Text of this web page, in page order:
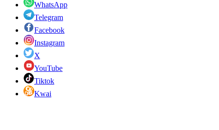
WhatsApp
Telegram
Facebook
Instagram
X
YouTube
Tiktok
Kwai